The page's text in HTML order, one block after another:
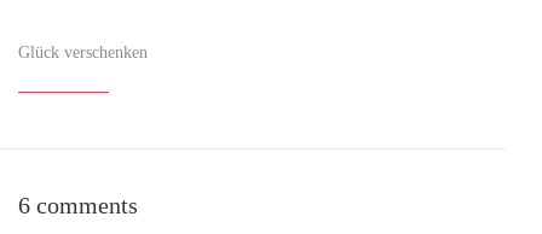
Glück verschenken
6 comments